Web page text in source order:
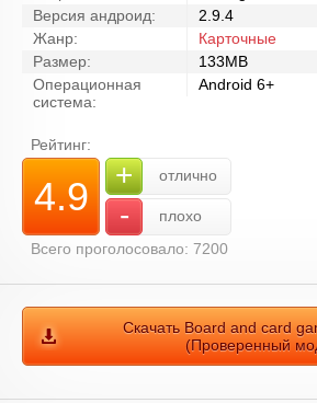
Версия андроид:
2.9.4
Жанр:
Карточные
Размер:
133MB
Операционная
система:
Android 6+
Рейтинг:
4.9 + отлично
-
плохо
Всего проголосовало: 7200
Скачать Board and сard
(Проверенный